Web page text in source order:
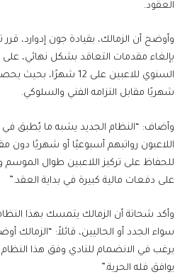
العقود.
وأوضح أن الزمالك، بقيادة جون إدوارد،
بإلغاء مقدمات التعاقد بشكل نهائي، على
السنوي للاعبين على 12
شهريًا مقابل التزامه الفني والسلوكي.
وأضاف: “النظام الجديد يشبه ما يُطبق في
اللاعبون رواتبهم أسبوعيًا أو شهريًا
للحفاظ على تركيز اللاعبين طوال
على دفعات مالية كبيرة في بداية العقد.”
وأكد شحاتة أن الزمالك يتمسك بهذا
سواء الجدد أو الحاليين، قائلاً: “الزمالك
يرغب في الانضمام للنادي وفق هذا
يوافق فله الحرية.”